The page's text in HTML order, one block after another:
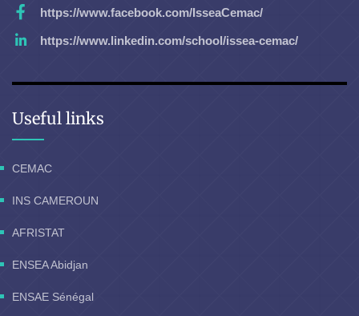
https://www.facebook.com/IsseaCemac/
https://www.linkedin.com/school/issea-cemac/
Useful links
CEMAC
INS CAMEROUN
AFRISTAT
ENSEA Abidjan
ENSAE Sénégal